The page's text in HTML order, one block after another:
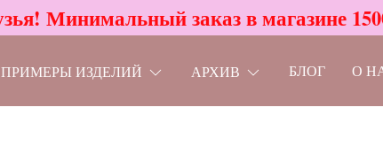
Минимальный заказ в магазине
ПРИМЕРЫ ИЗДЕЛИЙ АРХИВ БЛОГ О